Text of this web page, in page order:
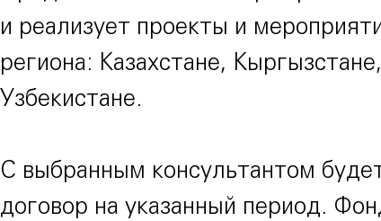
и реализует проекты и
региона: Казахстане,
Узбекистане.
С выбранным консультантом
договор на указанный период.